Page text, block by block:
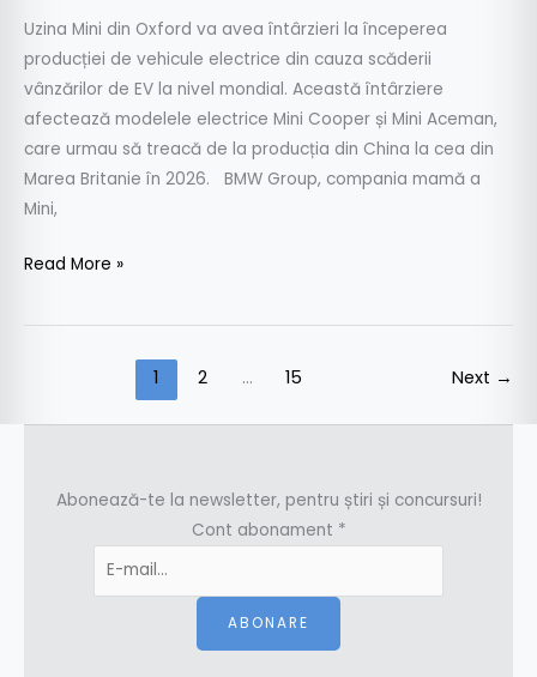
Uzina Mini din Oxford va avea întârzieri la începerea
producției de vehicule electrice din cauza scăderii
vânzărilor de EV la nivel mondial. Această întârziere
afectează modelele electrice Mini Cooper și Mini Aceman,
care urmau să treacă de la producția din China la cea din
Marea Britanie în 2026. BMW Group, compania mamă a
Mini,
Read More »
1 2 … 15 Next →
Abonează-te la newsletter, pentru știri și concursuri!
Cont abonament *
ABONARE